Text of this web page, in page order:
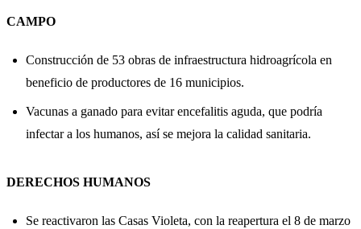
CAMPO
Construcción de 53 obras de infraestructura hidroagrícola en
beneficio de productores de 16 municipios.
Vacunas a ganado para evitar encefalitis aguda, que podría
infectar a los humanos, así se mejora la calidad sanitaria.
DERECHOS HUMANOS
Se reactivaron las Casas Violeta, con la reapertura el 8 de marzo